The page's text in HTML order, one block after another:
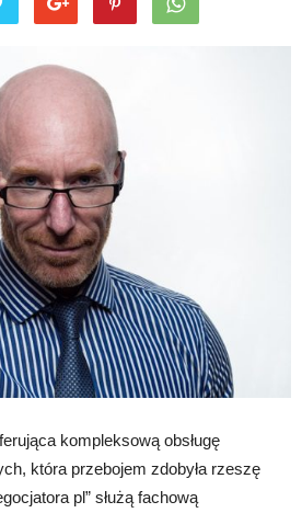
kompleksową obsługę
która przebojem zdobyła rzeszę
pl” służą fachową